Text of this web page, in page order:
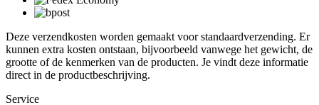
Deze verzendkosten worden gemaakt voor standaardverzending. Er
kunnen extra kosten ontstaan, bijvoorbeeld vanwege het gewicht, de
grootte of de kenmerken van de producten. Je vindt deze informatie
direct in de productbeschrijving.
Service